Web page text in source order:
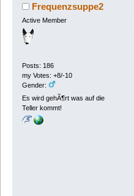
Frequenzsuppe2
Active Member
Posts: 186
my Votes: +8/-10
Gender:
Es wird gehÃ¶rt was auf die
Teller kommt!